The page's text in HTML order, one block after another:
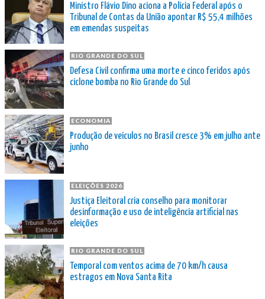
Ministro Flávio Dino aciona a Polícia Federal após o
Tribunal de Contas da União apontar R$ 55,4 milhões
em emendas suspeitas
RIO GRANDE DO SUL
Defesa Civil confirma uma morte e cinco feridos após
ciclone bomba no Rio Grande do Sul
ECONOMIA
Produção de veículos no Brasil cresce 3% em julho ante
junho
ELEIÇÕES 2026
Justiça Eleitoral cria conselho para monitorar
desinformação e uso de inteligência artificial nas
eleições
RIO GRANDE DO SUL
Temporal com ventos acima de 70 km/h causa
estragos em Nova Santa Rita